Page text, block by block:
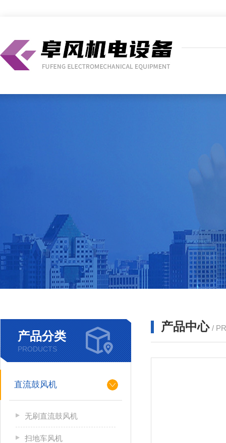
产品分类
PRODUCTS
直流鼓风机
无刷直流鼓风机
扫地车风机
产品中心 /